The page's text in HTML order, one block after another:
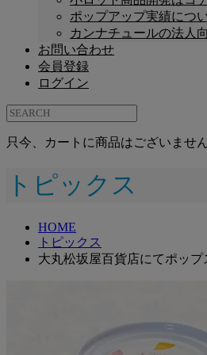
ポップアップ実績につ
カンナチュールの法人
お問い合わせ
会員登録
ログイン
只今、カートに商品はございません
トピックス
HOME
トピックス
大丸松坂屋百貨店にてポッ